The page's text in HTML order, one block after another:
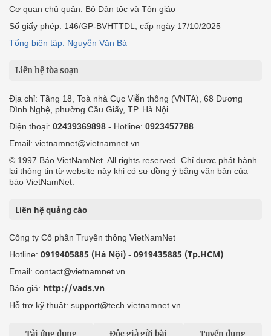
Cơ quan chủ quản: Bộ Dân tộc và Tôn giáo
Số giấy phép: 146/GP-BVHTTDL, cấp ngày 17/10/2025
Tổng biên tập: Nguyễn Văn Bá
Liên hệ tòa soạn
Địa chỉ: Tầng 18, Toà nhà Cục Viễn thông (VNTA), 68 Dương
Đình Nghệ, phường Cầu Giấy, TP. Hà Nội.
Điện thoại: 02439369898 - Hotline: 0923457788
Email: vietnamnet@vietnamnet.vn
© 1997 Báo VietNamNet. All rights reserved. Chỉ được phát hành
lại thông tin từ website này khi có sự đồng ý bằng văn bản của
báo VietNamNet.
Liên hệ quảng cáo
Công ty Cổ phần Truyền thông VietNamNet
Hotline: 0919405885 (Hà Nội) - 0919435885 (Tp.HCM)
Email: contact@vietnamnet.vn
Báo giá: http://vads.vn
Hỗ trợ kỹ thuật: support@tech.vietnamnet.vn
Tải ứng dụng Độc giả gửi bài Tuyển dụng